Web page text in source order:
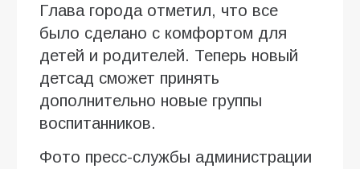
Глава города отметил, что все
было сделано с комфортом для
детей и родителей. Теперь новый
детсад сможет принять
дополнительно новые группы
воспитанников.
Фото пресс-службы администрации